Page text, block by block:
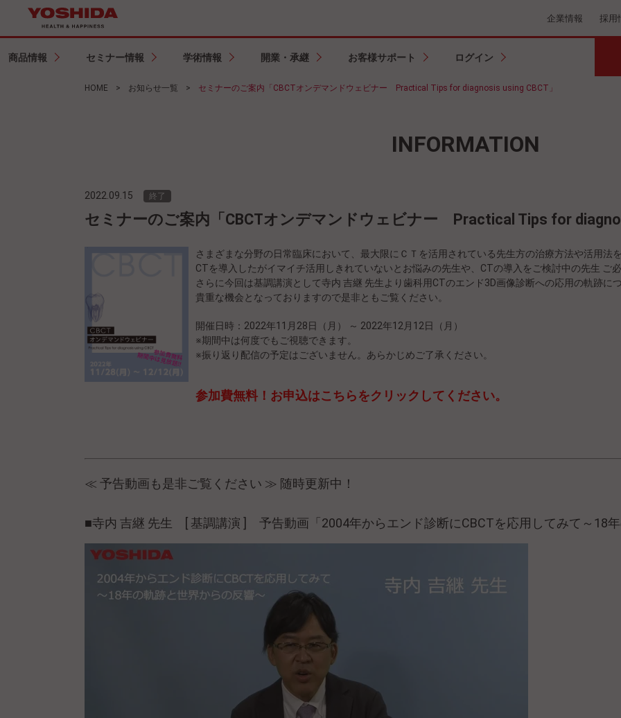
企業情報 採用
商品情報 セミナー情報 学術情報 開業・承継 お客様サポート ログイン
HOME > お知らせ一覧 > セミナーのご案内「CBCTオンデマンドウェビナー Practical Tips for diagnosis using CBCT」
INFORMATION
2022.09.15 終了
セミナーのご案内「CBCTオンデマンドウェビナー Practical Tips for
さまざまな分野の日常臨床において、最大限にＣＴを活用されている先生方の治療方法や活用法
CTを導入したがイマイチ活用しきれていないとお悩みの先生や、CTの導入をご検討中の先生 ご
さらに今回は基調講演として寺内 吉継 先生より歯科用CTのエンド3D画像診断への応用の軌跡に
貴重な機会となっておりますので是非ともご覧ください。
開催日時：2022年11月28日（月） ～ 2022年12月12日（月）
※期間中は何度でもご視聴できます。
※振り返り配信の予定はございません。あらかじめご了承ください。
参加費無料！お申込はこちらをクリックしてください。
≪ 予告動画も是非ご覧ください ≫ 随時更新中！
■寺内 吉継 先生 [ 基調講演 ] 予告動画「2004年からエンド診断にCBCTを応用してみて～18年